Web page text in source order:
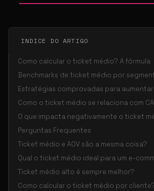
INDICE DO ARTIGO
Como calcular o ticket médio? A fórmula
Benchmarks de ticket médio por
Estratégias comprovadas para
Como o ticket médio se relaciona com
O que impacta negativamente o ticket
Perguntas Frequentes
Ticket médio e AOV são a mesma coisa?
Qual o ticket médio ideal para um e-
Ticket médio alto é sempre melhor?
Como calcular o ticket médio por